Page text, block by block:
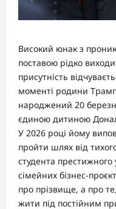
Високий юнак з
поставою рідко
присутність
моменті родини
народжений 20
єдиною дитиною
У 2026 році йому
пройти шлях від
студента престижного
сімейних бізнес-
про прізвище, а про
жити під постійним